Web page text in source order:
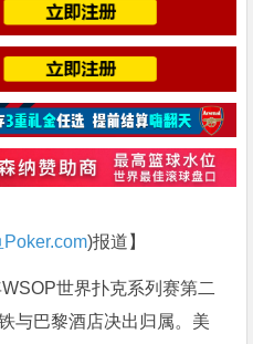
)报道】
世界扑克系列赛第二
与巴黎酒店决出归属。美